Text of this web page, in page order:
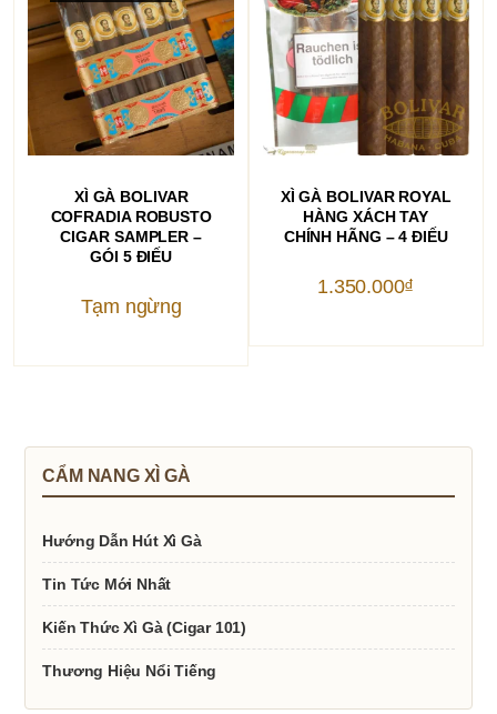
ĐỌC TIẾP
XÌ GÀ BOLIVAR
COFRADIA ROBUSTO
CIGAR SAMPLER –
GÓI 5 ĐIẾU
Tạm ngừng
THÊM VÀO GIỎ HÀNG
XÌ GÀ BOLIVAR ROYAL
HÀNG XÁCH TAY
CHÍNH HÃNG – 4 ĐIẾU
1.350.000₫
CẨM NANG XÌ GÀ
Hướng Dẫn Hút Xì Gà
Tin Tức Mới Nhất
Kiến Thức Xì Gà (Cigar 101)
Thương Hiệu Nổi Tiếng